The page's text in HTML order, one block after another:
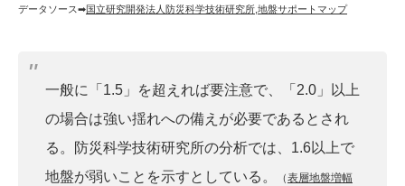
データソース➡︎国立研究開発法人防災科学技術研究所 地盤サポートマップ
一般に「1.5」を超えれば要注意で、「2.0」以上
の場合は強い揺れへの備えが必要であるとされ
る。防災科学技術研究所の分析では、1.6以上で
地盤が弱いことを示すとしている。
（表層地盤増幅